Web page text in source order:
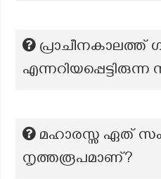
പ്രാചീനകാലത്ത്
എന്നറിയപ്പെട്ടിരുന്ന
മഹാരസ്സ ഏത്
നൃത്തരൂപമാണ്?